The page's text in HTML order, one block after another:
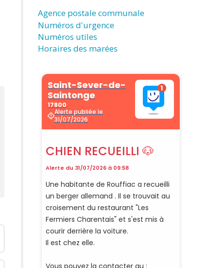
Agence postale communale
Numéros d'urgence
Numéros utiles
Horaires des marées